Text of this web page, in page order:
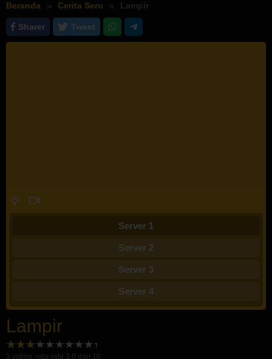
Beranda Cerita Seru Lampir
Sharer Tweet
Server 1
Server 2
Server 3
Server 4
Lampir
3 voting, rata-rata 3.0 dari 10